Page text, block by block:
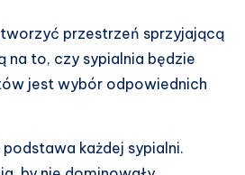
przestrzeń sprzyjającą
na to, czy sypialnia będzie
jest wybór odpowiednich
każdej sypialni.